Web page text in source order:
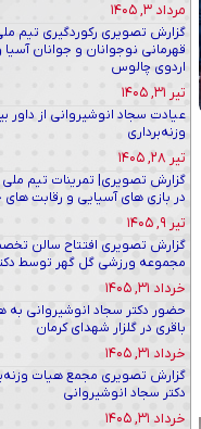
مرداد ۳, ۱۴۰۵
گزارش تصویری رکوردگیری تیم
قهرمانی نوجوانان و جوانان آسیا
اردوی چالوس
تیر ۳۱, ۱۴۰۵
عیادت سجاد انوشیروانی از
وزنه‌برداری
تیر ۲۸, ۱۴۰۵
گزارش تصویری| تمرینات تیم ملی
در بازی های آسیایی و رقابت
تیر ۹, ۱۴۰۵
گزارش تصویری افتتاح سالن
مجموعه ورزشی گل گهر توسط
خرداد ۳۱, ۱۴۰۵
حضور دکتر سجاد انوشیروانی
باقری در گلزار شهدای کرمان
خرداد ۳۱, ۱۴۰۵
گزارش تصویری مجمع هیات
دکتر سجاد انوشیروانی
خرداد ۳۱, ۱۴۰۵